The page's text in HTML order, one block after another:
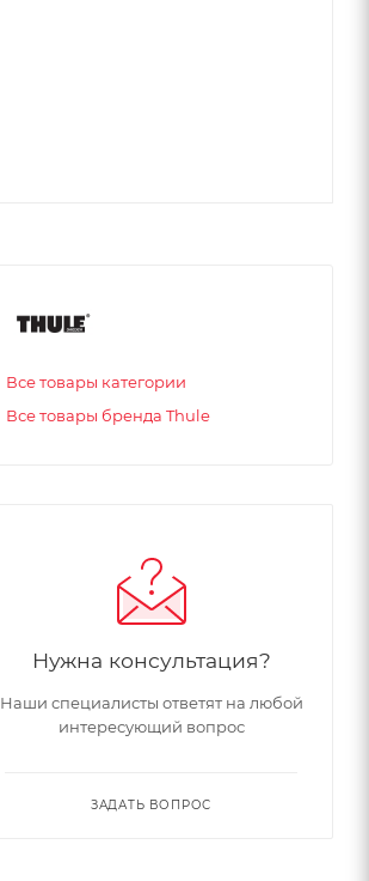
Все товары категории
Все товары бренда Thule
Нужна консультация?
Наши специалисты ответят на любой
интересующий вопрос
ЗАДАТЬ ВОПРОС